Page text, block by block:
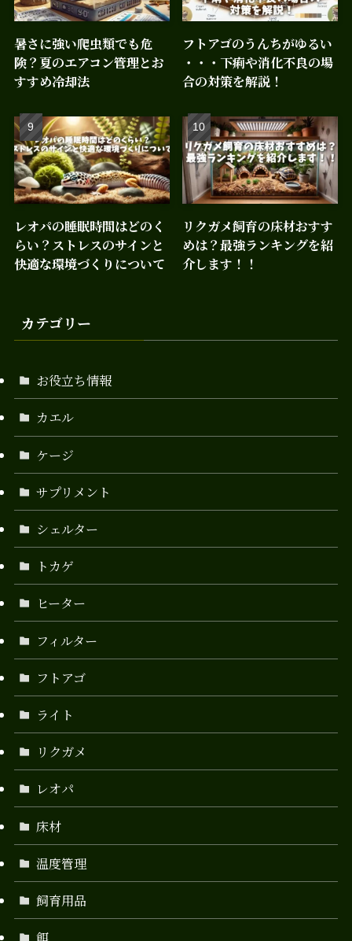
暑さに強い爬虫類でも危
険？夏のエアコン管理とお
すすめ冷却法
フトアゴのうんちがゆるい
・・・下痢や消化不良の場
合の対策を解説！
レオパの睡眠時間はどのく
らい？ストレスのサインと
快適な環境づくりについて
リクガメ飼育の床材おすす
めは？最強ランキングを紹
介します！！
カテゴリー
お役立ち情報
カエル
ケージ
サプリメント
シェルター
トカゲ
ヒーター
フィルター
フトアゴ
ライト
リクガメ
レオパ
床材
温度管理
飼育用品
餌